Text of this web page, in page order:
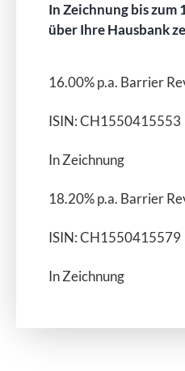
In Zeichnung bis
über Ihre Hausbank
16.00% p.a. Barrier
ISIN: CH1550415553
In Zeichnung
18.20% p.a. Barrier
ISIN: CH1550415579
In Zeichnung